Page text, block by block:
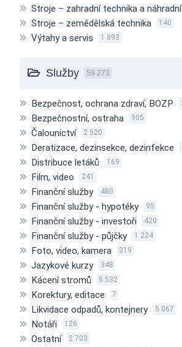
Stroje – zahradní technika a
Stroje – zemědělská technika 140
Výtahy a servis 1 893
Služby 59 273
Bezpečnost, ochrana zdraví, BOZP
Bezpečnostní, ostraha 905
Čalounictví 2 520
Deratizace, dezinsekce, dezinfekce
Distribuce letáků 169
Film, video 241
Finanční služby 480
Finanční služby - hypotéky 95
Finanční služby - investoři 420
Finanční služby - půjčky 1 224
Foto, video, kamera 319
Jazykové kurzy 348
Kácení stromů 5 532
Korektury, editace 7
Likvidace odpadů, kontejnery 5 067
Notáři 126
Ostatní 2 703